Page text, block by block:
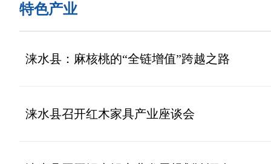
特色产业
涞水县：麻核桃的“全链增值”跨越之路
涞水县召开红木家具产业座谈会